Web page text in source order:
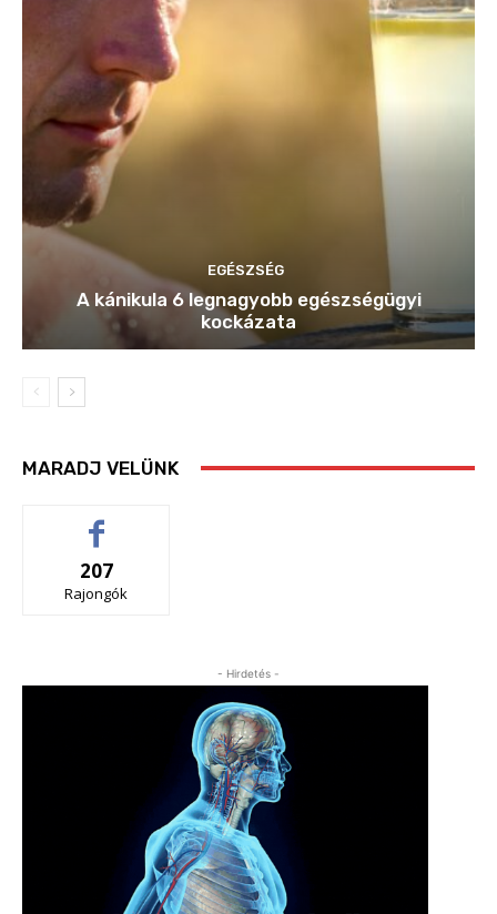
EGÉSZSÉG
A kánikula 6 legnagyobb egészségügyi
kockázata
MARADJ VELÜNK
207
Rajongók
- Hirdetés -